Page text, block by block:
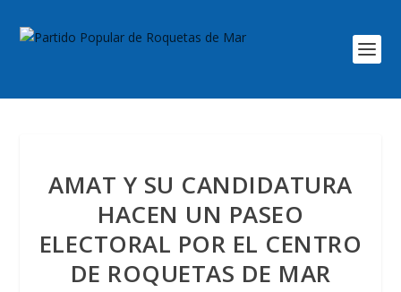
AMAT Y SU CANDIDATURA
HACEN UN PASEO
ELECTORAL POR EL CENTRO
DE ROQUETAS DE MAR